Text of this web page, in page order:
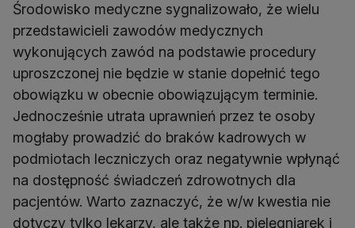
Środowisko medyczne sygnalizowało, że wielu
przedstawicieli zawodów medycznych
wykonujących zawód na podstawie procedury
uproszczonej nie będzie w stanie dopełnić tego
obowiązku w obecnie obowiązującym terminie.
Jednocześnie utrata uprawnień przez te osoby
mogłaby prowadzić do braków kadrowych w
podmiotach leczniczych oraz negatywnie wpłynąć
na dostępność świadczeń zdrowotnych dla
pacjentów. Warto zaznaczyć, że w/w kwestia nie
dotyczy tylko lekarzy, ale także np. pielęgniarek i